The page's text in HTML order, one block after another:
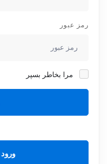
رمز عبور
مرا بخاطر بسپر